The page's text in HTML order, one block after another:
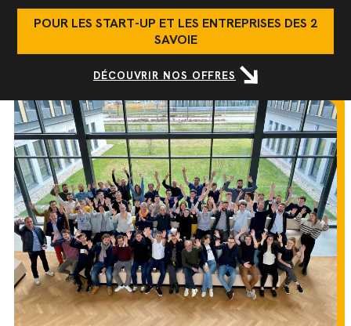
POUR LES START-UP ET LES ENTREPRISES DES 2
SAVOIE
DÉCOUVRIR NOS OFFRES